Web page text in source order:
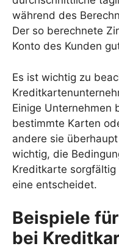
während des
Der so berechnete
Konto des Kunden
Es ist wichtig zu
Einige Unternehmen
bestimmte Karten
andere sie
wichtig, die
Kreditkarte
eine entscheidet.
Beispiele
bei